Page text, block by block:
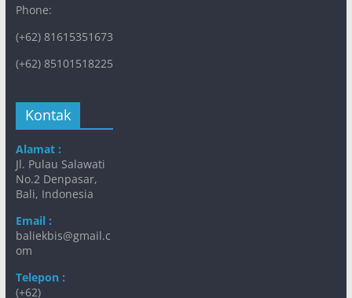
Phone:
(+62) 81615351673
(+62) 85101518225
Kontak
Alamat :
Jl. Pulau Salawati
No.2 Denpasar,
Bali, Indonesia
Email :
baliekbis@gmail.c
om
Telepon :
(+62)